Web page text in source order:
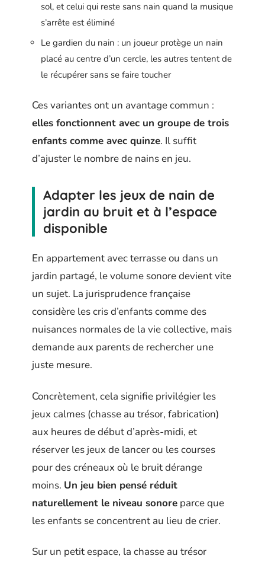
sol, et celui qui reste sans nain quand la musique
s’arrête est éliminé
Le gardien du nain : un joueur protège un nain
placé au centre d’un cercle, les autres tentent de
le récupérer sans se faire toucher
Ces variantes ont un avantage commun :
elles fonctionnent avec un groupe de trois
enfants comme avec quinze. Il suffit
d’ajuster le nombre de nains en jeu.
Adapter les jeux de nain de
jardin au bruit et à l’espace
disponible
En appartement avec terrasse ou dans un
jardin partagé, le volume sonore devient vite
un sujet. La jurisprudence française
considère les cris d’enfants comme des
nuisances normales de la vie collective, mais
demande aux parents de rechercher une
juste mesure.
Concrètement, cela signifie privilégier les
jeux calmes (chasse au trésor, fabrication)
aux heures de début d’après-midi, et
réserver les jeux de lancer ou les courses
pour des créneaux où le bruit dérange
moins. Un jeu bien pensé réduit
naturellement le niveau sonore parce que
les enfants se concentrent au lieu de crier.
Sur un petit espace, la chasse au trésor